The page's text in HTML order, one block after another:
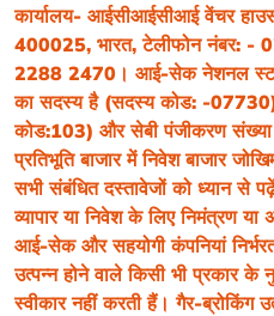
कार्यालय- आईसीआईसीआई वेंचर
400025, भारत, टेलीफोन नंबर:
2288 2470। आई-सेक नेशनल
का सदस्य है (सदस्य कोड: -
कोड:103) और सेबी पंजीकरण
प्रतिभूति बाजार में निवेश बाजार
सभी संबंधित दस्तावेजों को ध्यान से
व्यापार या निवेश के लिए निमंत्रण
आई-सेक और सहयोगी कंपनियां
उत्पन्न होने वाले किसी भी प्रकार के
स्वीकार नहीं करती हैं। गैर-ब्रोकिंग